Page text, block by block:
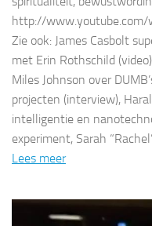
http://www.youtube.com/
Zie ook: James Casbolt
met Erin Rothschild
Miles Johnson over
projecten (interview),
intelligentie en
experiment, Sarah
Lees meer